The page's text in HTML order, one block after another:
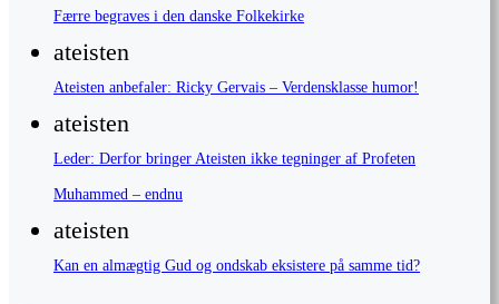
Færre begraves i den danske Folkekirke
ateisten
Ateisten anbefaler: Ricky Gervais – Verdensklasse humor!
ateisten
Leder: Derfor bringer Ateisten ikke tegninger af Profeten
Muhammed – endnu
ateisten
Kan en almægtig Gud og ondskab eksistere på samme tid?